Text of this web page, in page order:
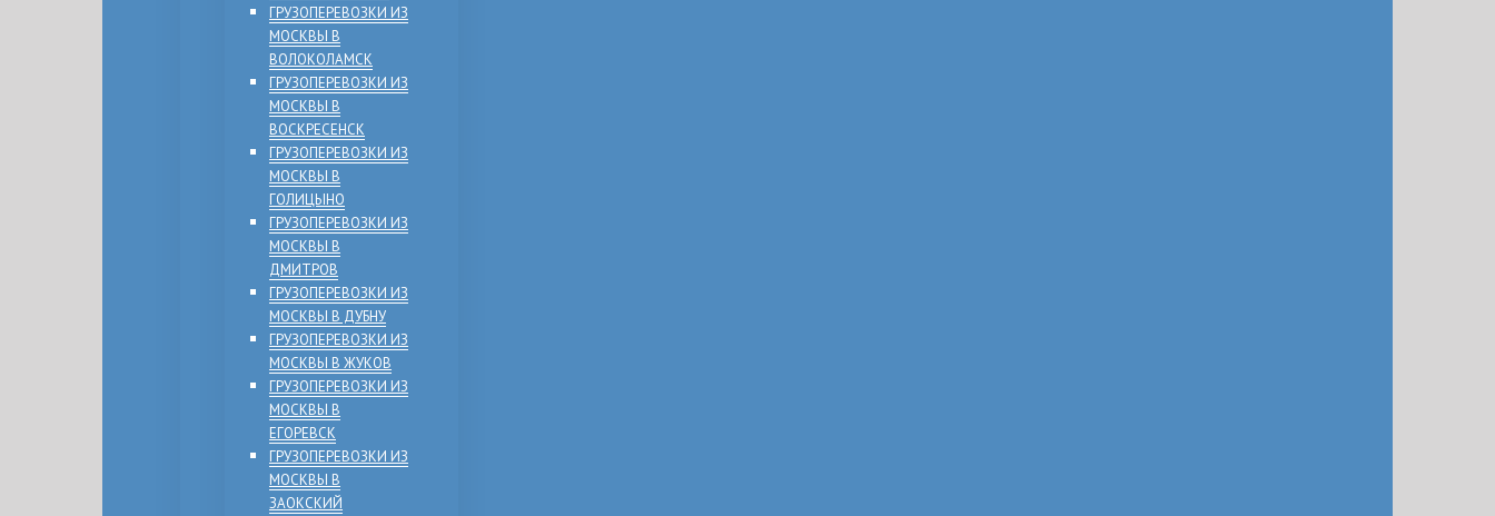
ГРУЗОПЕРЕВОЗКИ ИЗ
МОСКВЫ В
ВОЛОКОЛАМСК
ГРУЗОПЕРЕВОЗКИ ИЗ
МОСКВЫ В
ВОСКРЕСЕНСК
ГРУЗОПЕРЕВОЗКИ ИЗ
МОСКВЫ В
ГОЛИЦЫНО
ГРУЗОПЕРЕВОЗКИ ИЗ
МОСКВЫ В
ДМИТРОВ
ГРУЗОПЕРЕВОЗКИ ИЗ
МОСКВЫ В ДУБНУ
ГРУЗОПЕРЕВОЗКИ ИЗ
МОСКВЫ В ЖУКОВ
ГРУЗОПЕРЕВОЗКИ ИЗ
МОСКВЫ В
ЕГОРЕВСК
ГРУЗОПЕРЕВОЗКИ ИЗ
МОСКВЫ В
ЗАОКСКИЙ